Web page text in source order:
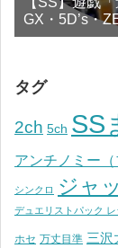
GX・5D’s・
タグ
2ch 5ch SS
アンチノミー（
シンクロ ジャ
デュエリストパック
ホセ 万丈目準 三沢